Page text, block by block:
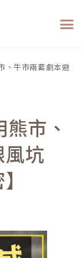
、牛市兩套劇本避
市、
坑